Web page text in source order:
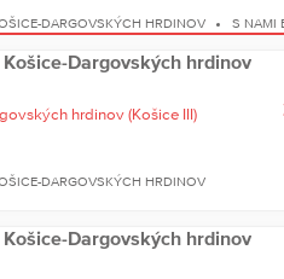
DARGOVSKÝCH HRDINOV S NAMI
Dargovských hrdinov
hrdinov (Košice III)
DARGOVSKÝCH HRDINOV
Dargovských hrdinov